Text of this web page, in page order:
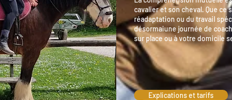
cavalier et son cheval. Que ce
réadaptation ou du travail
désormaiune journée de
sur place ou à votre domicile
Explications et tarifs